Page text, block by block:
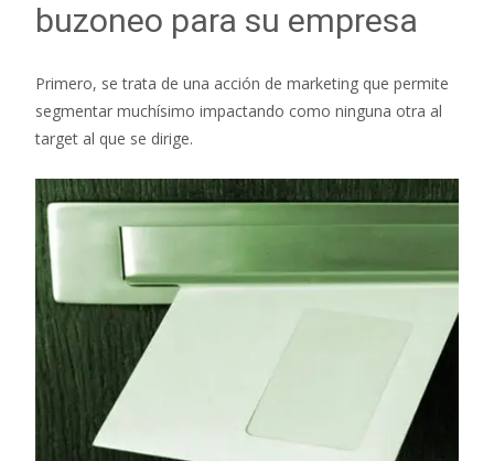
buzoneo para su empresa
Primero, se trata de una acción de marketing que permite
segmentar muchísimo impactando como ninguna otra al
target al que se dirige.